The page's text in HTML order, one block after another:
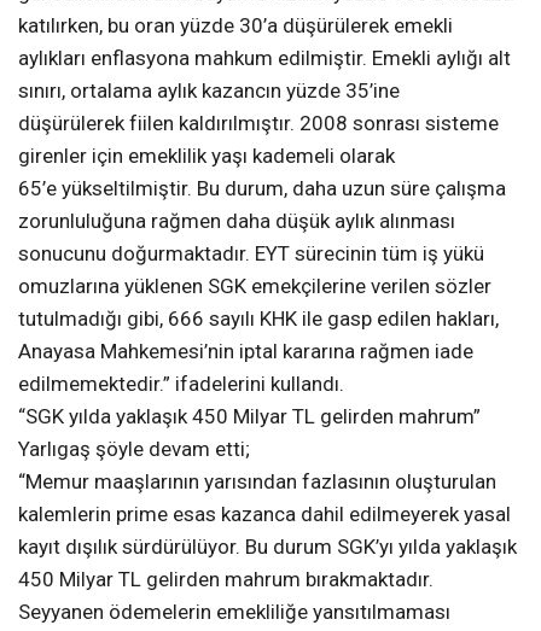
katılırken, bu oran yüzde 30’a düşürülerek emekli
aylıkları enflasyona mahkum edilmiştir. Emekli aylığı alt
sınırı, ortalama aylık kazancın yüzde 35’ine
düşürülerek fiilen kaldırılmıştır. 2008 sonrası sisteme
girenler için emeklilik yaşı kademeli olarak
65’e yükseltilmiştir. Bu durum, daha uzun süre çalışma
zorunluluğuna rağmen daha düşük aylık alınması
sonucunu doğurmaktadır. EYT sürecinin tüm iş yükü
omuzlarına yüklenen SGK emekçilerine verilen sözler
tutulmadığı gibi, 666 sayılı KHK ile gasp edilen hakları,
Anayasa Mahkemesi’nin iptal kararına rağmen iade
edilmemektedir.” ifadelerini kullandı.
“SGK yılda yaklaşık 450 Milyar TL gelirden mahrum”
Yarlıgaş şöyle devam etti;
“Memur maaşlarının yarısından fazlasının oluşturulan
kalemlerin prime esas kazanca dahil edilmeyerek yasal
kayıt dışılık sürdürülüyor. Bu durum SGK’yı yılda yaklaşık
450 Milyar TL gelirden mahrum bırakmaktadır.
Seyyanen ödemelerin emekliliğe yansıtılmaması